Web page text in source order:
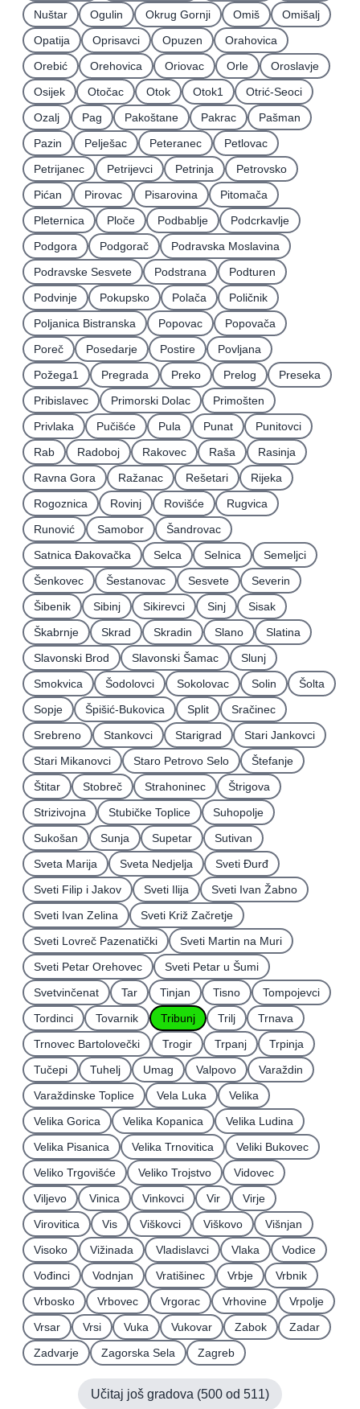
Nuštar
Ogulin Okrug Gornji Omiš
Omišalj
Opatija
Oprisavci Opuzen
Orahovica
Orebić
Orehovica Oriovac Orle
Oroslavje
Osijek
Otočac Otok Otok1
Otrić-Seoci
Ozalj
Pag Pakoštane Pakrac
Pašman
Pazin
Pelješac Peteranec
Petlovac
Petrijanec
Petrijevci Petrinja
Petrovsko
Pićan
Pirovac Pisarovina
Pitomača
Pleternica
Ploče Podbablje
Podcrkavlje
Podgora
Podgorač
Podravska Moslavina
Podravske Sesvete
Podstrana
Podturen
Podvinje
Pokupsko Polača
Poličnik
Poljanica Bistranska
Popovac
Popovača
Poreč
Posedarje Postire
Povljana
Požega1
Pregrada Preko Prelog
Preseka
Pribislavec
Primorski Dolac
Primošten
Privlaka
Pučišće Pula Punat
Punitovci
Rab
Radoboj Rakovec Raša
Rasinja
Ravna Gora
Ražanac Rešetari
Rijeka
Rogoznica
Rovinj Rovišće
Rugvica
Runović
Samobor
Šandrovac
Satnica Ðakovačka
Selca Selnica
Semeljci
Šenkovec
Šestanovac Sesvete
Severin
Šibenik
Sibinj Sikirevci Sinj
Sisak
Škabrnje
Skrad Skradin Slano
Slatina
Slavonski Brod
Slavonski Šamac
Slunj
Smokvica
Šodolovci Sokolovac Solin
Šolta
Sopje
Špišić-Bukovica Split
Sračinec
Srebreno
Stankovci Starigrad
Stari Jankovci
Stari Mikanovci
Staro Petrovo Selo
Štefanje
Štitar
Stobreč Strahoninec
Štrigova
Strizivojna
Stubičke Toplice
Suhopolje
Sukošan
Sunja Supetar
Sutivan
Sveta Marija
Sveta Nedjelja
Sveti Ðurđ
Sveti Filip i Jakov
Sveti Ilija
Sveti Ivan Žabno
Sveti Ivan Zelina
Sveti Križ Začretje
Sveti Lovreč Pazenatički
Sveti Martin na Muri
Sveti Petar Orehovec
Sveti Petar u Šumi
Svetvinčenat
Tar Tinjan Tisno
Tompojevci
Tordinci
Tovarnik Tribunj Trilj
Trnava
Trnovec Bartolovečki
Trogir Trpanj
Trpinja
Tučepi
Tuhelj Umag Valpovo
Varaždin
Varaždinske Toplice
Vela Luka
Velika
Velika Gorica
Velika Kopanica
Velika Ludina
Velika Pisanica
Velika Trnovitica
Veliki Bukovec
Veliko Trgovišće
Veliko Trojstvo
Vidovec
Viljevo
Vinica Vinkovci Vir
Virje
Virovitica
Vis Viškovci Viškovo
Višnjan
Visoko
Vižinada Vladislavci Vlaka
Vodice
Vođinci
Vodnjan Vratišinec Vrbje
Vrbnik
Vrbosko
Vrbovec Vrgorac Vrhovine
Vrpolje
Vrsar
Vrsi Vuka Vukovar Zabok
Zadar
Zadvarje
Zagorska Sela Zagreb
Učitaj još gradova (500 od 511)